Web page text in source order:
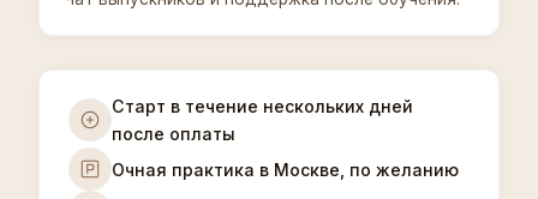
Старт в течение нескольких дней
после оплаты
Очная практика в Москве, по желанию